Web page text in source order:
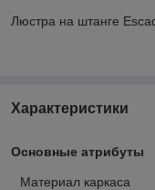
Люстра на штанге
Характеристики
Основные атрибуты
Материал каркаса